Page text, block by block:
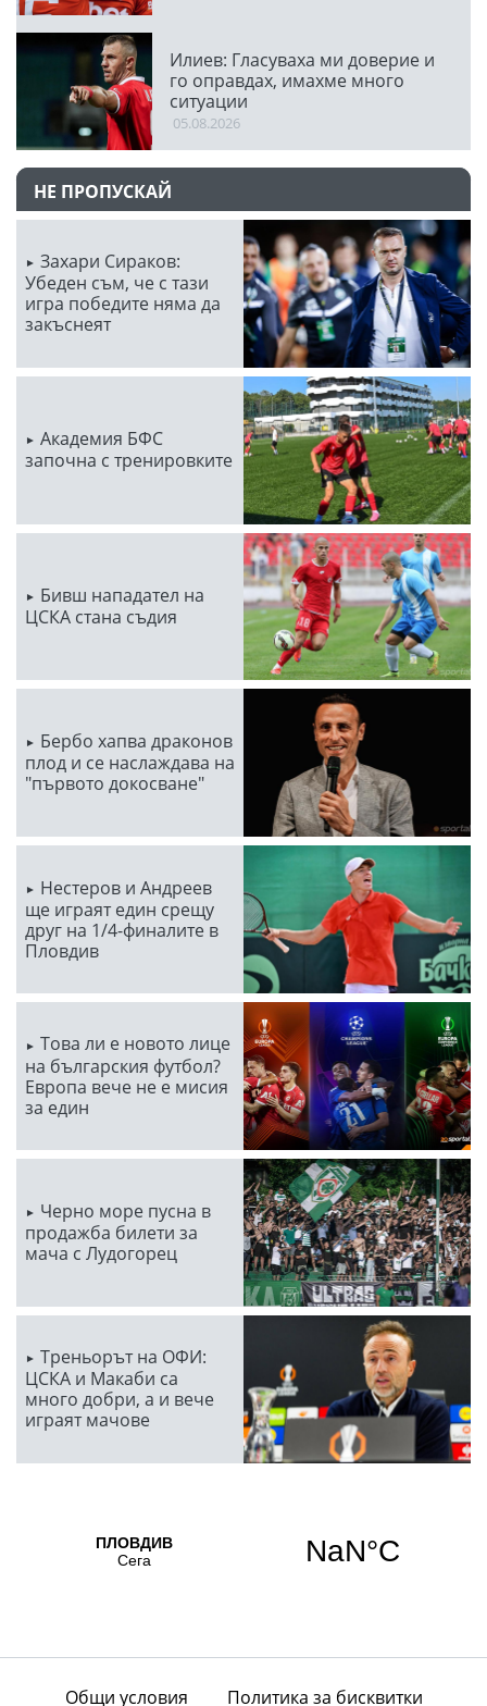
Илиев: Гласуваха ми доверие и
го оправдах, имахме много
ситуации
05.08.2026
НЕ ПРОПУСКАЙ
Захари Сираков:
Убеден съм, че с тази
игра победите няма да
закъснеят
Академия БФС
започна с тренировките
Бивш нападател на
ЦСКА стана съдия
Бербо хапва драконов
плод и се наслаждава на
"първото докосване"
Нестеров и Андреев
ще играят един срещу
друг на 1/4-финалите в
Пловдив
Това ли е новото лице
на българския футбол?
Европа вече не е мисия
за един
Черно море пусна в
продажба билети за
мача с Лудогорец
Треньорът на ОФИ:
ЦСКА и Макаби са
много добри, а и вече
играят мачове
Общи условия Политика за бисквитки